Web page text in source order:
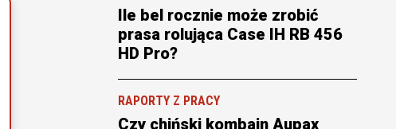
Ile bel rocznie może zrobić
prasa rolująca Case IH RB 456
HD Pro?
RAPORTY Z PRACY
Czy chiński kombajn Aupax